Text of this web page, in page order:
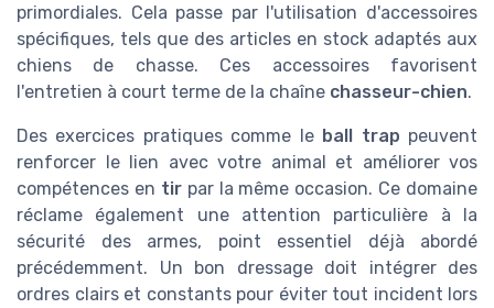
primordiales. Cela passe par l'utilisation d'accessoires
spécifiques, tels que des articles en stock adaptés aux
chiens de chasse. Ces accessoires favorisent
l'entretien à court terme de la chaîne chasseur-chien.
Des exercices pratiques comme le ball trap peuvent
renforcer le lien avec votre animal et améliorer vos
compétences en tirpar la même occasion. Ce domaine
réclame également une attention particulière à la
sécurité des armes, point essentiel déjà abordé
précédemment. Un bon dressage doit intégrer des
ordres clairs et constants pour éviter tout incident lors